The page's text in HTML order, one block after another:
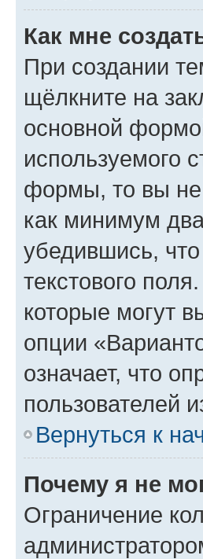
Как мне
При создании
щёлкните на
основной
используемого
формы, то вы не
как минимум
убедившись,
текстового
которые могут
опции
означает, что
пользователей
Вернуться к
Почему я не
Ограничение